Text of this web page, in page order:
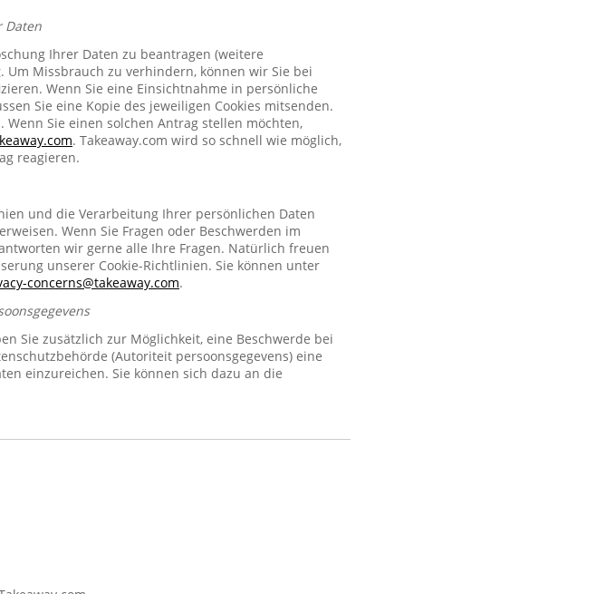
Daten
Ihrer Daten zu beantragen (weitere
. Um Missbrauch zu verhindern, können wir Sie bei
Wenn Sie eine Einsichtnahme in persönliche
Sie eine Kopie des jeweiligen Cookies mitsenden.
Sie einen solchen Antrag stellen möchten,
. Takeaway.com wird so schnell wie möglich,
reagieren.
und die Verarbeitung Ihrer persönlichen Daten
Wenn Sie Fragen oder Beschwerden im
wir gerne alle Ihre Fragen. Natürlich freuen
unserer Cookie-Richtlinien. Sie können unter
concerns@takeaway.com.
Sie zusätzlich zur Möglichkeit, eine Beschwerde bei
(Autoriteit persoonsgegevens) eine
einzureichen. Sie können sich dazu an die